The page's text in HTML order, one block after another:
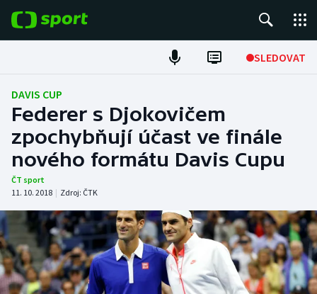
SLEDOVAT
Fotbal
Hokej
Tenis
Atletika
Cyklistika
DALŠÍ SPORTY
DAVIS CUP
Federer s Djokovičem
zpochybňují účast ve finále
nového formátu Davis Cupu
ČT sport
11. 10. 2018 | Zdroj: ČTK